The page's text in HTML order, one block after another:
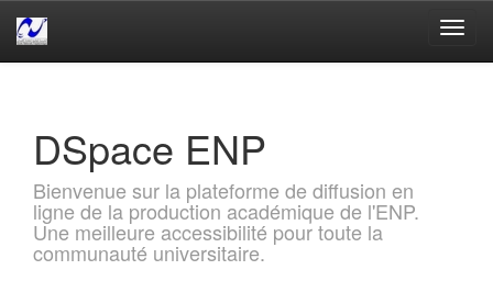
DSpace ENP
Bienvenue sur la plateforme de diffusion en
ligne de la production académique de l'ENP.
Une meilleure accessibilité pour toute la
communauté universitaire.